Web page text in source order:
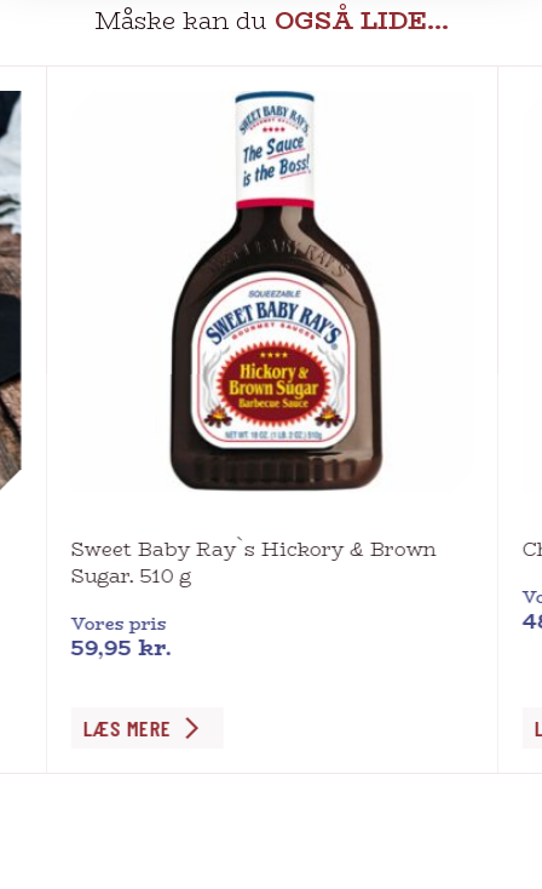
Måske kan du OGSÅ LIDE…
Sweet Baby Ray`s Hickory & Brown
Sugar. 510 g
Vores pris
59,95 kr.
LÆS MERE